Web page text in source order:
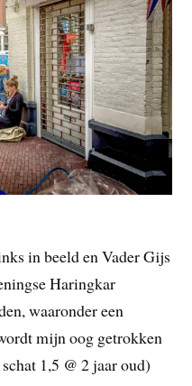
in beeld en Vader Gijs
Haringkar
waaronder een
mijn oog getrokken
1,5 @ 2 jaar oud)